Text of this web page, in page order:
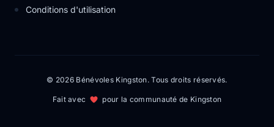
Conditions d'utilisation
© 2026 Bénévoles Kingston. Tous droits réservés.
Fait avec pour la communauté de Kingston